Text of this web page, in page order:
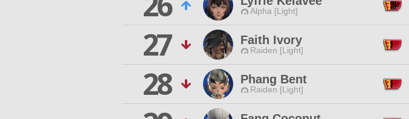
Alpha [Light]
27
Faith Ivory
Raiden [Light]
28
Phang Bent
Raiden [Light]